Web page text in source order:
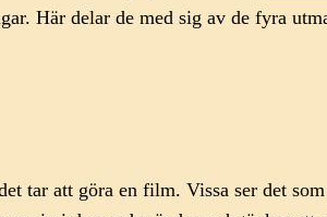
Här delar de med sig av de fyra
tar att göra en film. Vissa ser det